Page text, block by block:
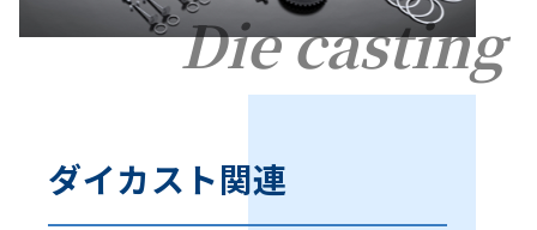
Die casting
ダイカスト関連